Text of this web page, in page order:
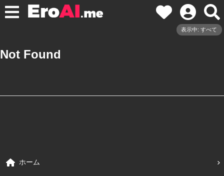
表示中: すべて
Not Found
ホーム